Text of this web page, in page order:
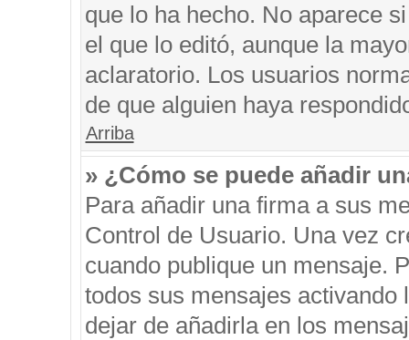
que lo ha hecho. No aparece
el que lo editó, aunque la
aclaratorio. Los usuarios
de que alguien haya
Arriba
» ¿Cómo se puede añadir
Para añadir una firma a sus
Control de Usuario. Una vez
cuando publique un mensaje.
todos sus mensajes
dejar de añadirla en los